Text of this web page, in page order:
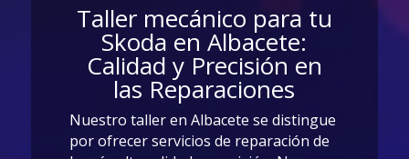
Taller mecánico para tu
Skoda en Albacete:
Calidad y Precisión en
las Reparaciones
Nuestro taller en Albacete se distingue
por ofrecer servicios de reparación de